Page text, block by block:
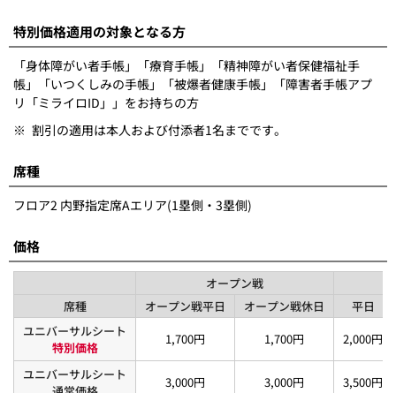
特別価格適用の対象となる方
「身体障がい者手帳」「療育手帳」「精神障がい者保健福祉手
帳」「いつくしみの手帳」「被爆者健康手帳」「障害者手帳アプ
リ「ミライロID」」をお持ちの方
※ 割引の適用は本人および付添者1名までです。
席種
フロア2 内野指定席Aエリア(1塁側・3塁側)
価格
オープン戦
席種
オープン戦平日 オープン戦休日
平日
ユニバーサルシート
特別価格
1,700円 1,700円 2,000円
ユニバーサルシート
3,000円 3,000円 3,500円